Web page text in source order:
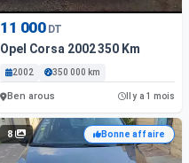
11 000 DT
Opel Corsa 2002 350 Km
2002 350 000 km
Ben arous Il y a 1 mois
8 Bonne affaire